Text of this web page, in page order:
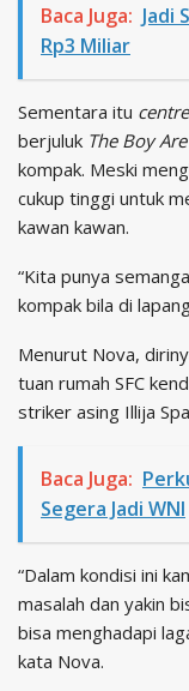
Baca Juga: Jadi
Rp3 Miliar
Sementara itu
berjuluk The Boy
kompak. Meski
cukup tinggi untuk
kawan kawan.
“Kita punya
kompak bila di
Menurut Nova,
tuan rumah SFC
striker asing Illija
Baca Juga:
Segera Jadi WNI
“Dalam kondisi ini
masalah dan yakin
bisa menghadapi
kata Nova.